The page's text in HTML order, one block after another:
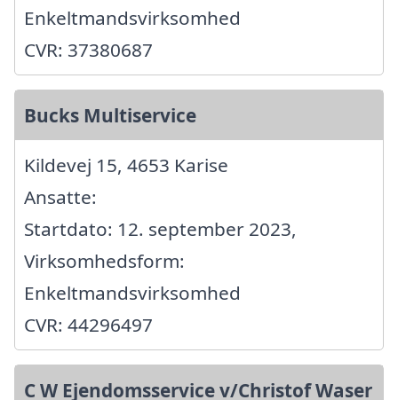
Enkeltmandsvirksomhed
CVR: 37380687
Bucks Multiservice
Kildevej 15, 4653 Karise
Ansatte:
Startdato: 12. september 2023,
Virksomhedsform:
Enkeltmandsvirksomhed
CVR: 44296497
C W Ejendomsservice v/Christof Waser